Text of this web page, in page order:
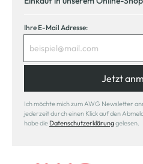
Ihre E-Mail Adresse:
Jetzt
Ich möchte mich zum AWG Newsletter
jederzeit durch einen Klick auf den
habe die Datenschutzerklärunggelesen.